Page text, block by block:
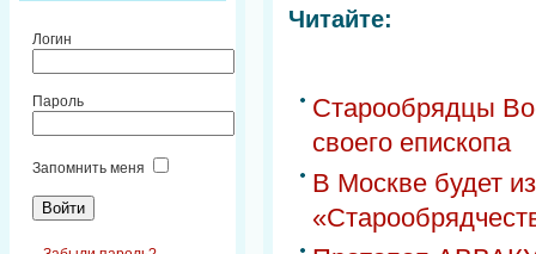
Логин
Пароль
Запомнить меня
Читайте:
Старообрядцы
своего епископа
В Москве будет